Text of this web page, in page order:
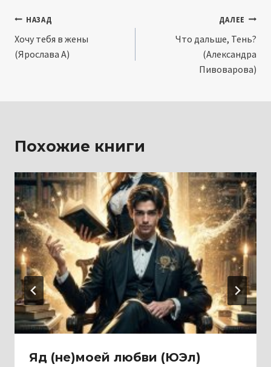
Навигация
по
НАЗАД
Хочу тебя в жены
(Ярослава А)
ДАЛЕЕ
Что дальше, Тень?
(Александра
Пивоварова)
Похожие книги
Яд (не)моей любви (ЮЭл)